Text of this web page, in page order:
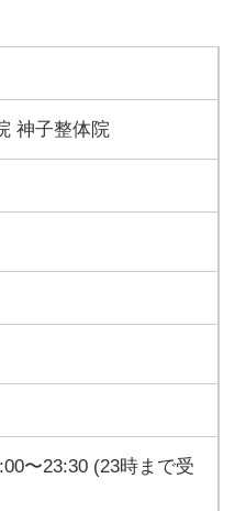
神子整体院
〜23:30 (23時まで受